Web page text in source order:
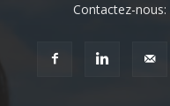
Contactez-nous: